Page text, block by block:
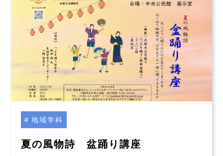
地域学科
夏の風物詩 盆踊り講座